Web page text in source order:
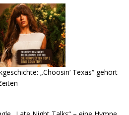
„Choosin‘ Texas“ gehört